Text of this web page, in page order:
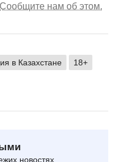
Сообщите нам об этом.
в Казахстане
18+
новостях